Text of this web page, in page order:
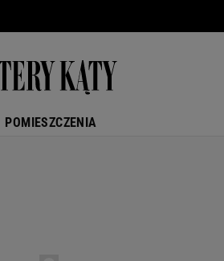
POMIESZCZENIA